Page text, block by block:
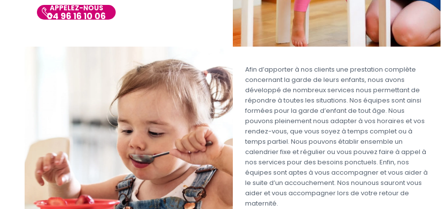
APPELEZ-NOUS
04 96 16 10 06
Afin d’apporter à nos clients une prestation complète
concernant la garde de leurs enfants, nous avons
développé de nombreux services nous permettant de
répondre à toutes les situations. Nos équipes sont ainsi
formées pour la garde d’enfant de tout âge. Nous
pouvons pleinement nous adapter à vos horaires et vos
rendez-vous, que vous soyez à temps complet ou à
temps partiel. Nous pouvons établir ensemble un
calendrier fixe et régulier ou vous pouvez faire à appel à
nos services pour des besoins ponctuels. Enfin, nos
équipes sont aptes à vous accompagner et vous aider à
le suite d’un accouchement. Nos nounous sauront vous
aider et vous accompagner lors de votre retour de
maternité.